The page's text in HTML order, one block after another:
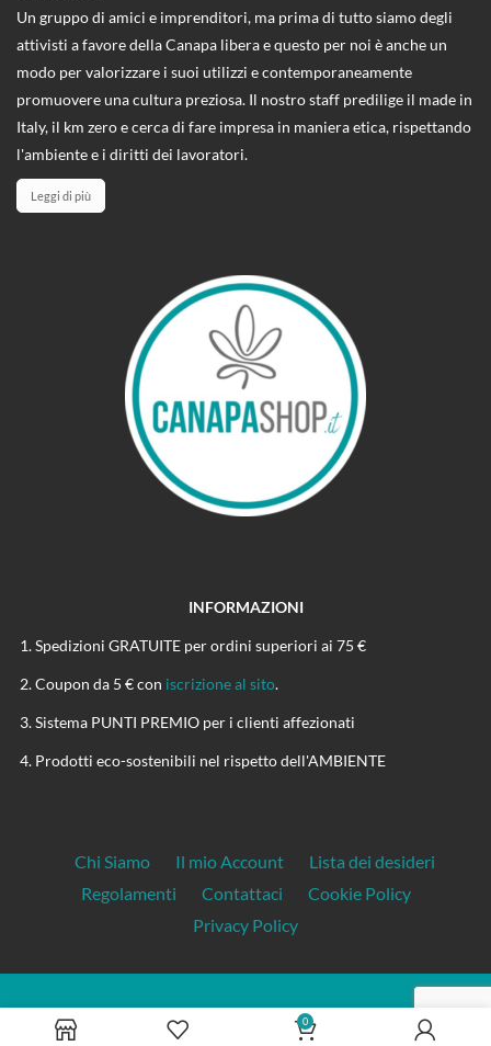
Un gruppo di amici e imprenditori, ma prima di tutto siamo degli
attivisti a favore della Canapa libera e questo per noi è anche un
modo per valorizzare i suoi utilizzi e contemporaneamente
promuovere una cultura preziosa. Il nostro staff predilige il made in
Italy, il km zero e cerca di fare impresa in maniera etica, rispettando
l'ambiente e i diritti dei lavoratori.
Leggi di più
INFORMAZIONI
Spedizioni GRATUITE per ordini superiori ai 75 €
Coupon da 5 € con iscrizione al sito.
Sistema PUNTI PREMIO per i clienti affezionati
Prodotti eco-sostenibili nel rispetto dell'AMBIENTE
Chi Siamo Il mio Account
Lista dei desideri
Regolamenti
Contattaci
Cookie Policy
Privacy Policy
0